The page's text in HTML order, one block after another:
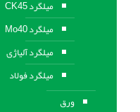
میلگرد CK45
میلگرد Mo40
میلگرد آلیاژی
میلگرد فولاد
ورق